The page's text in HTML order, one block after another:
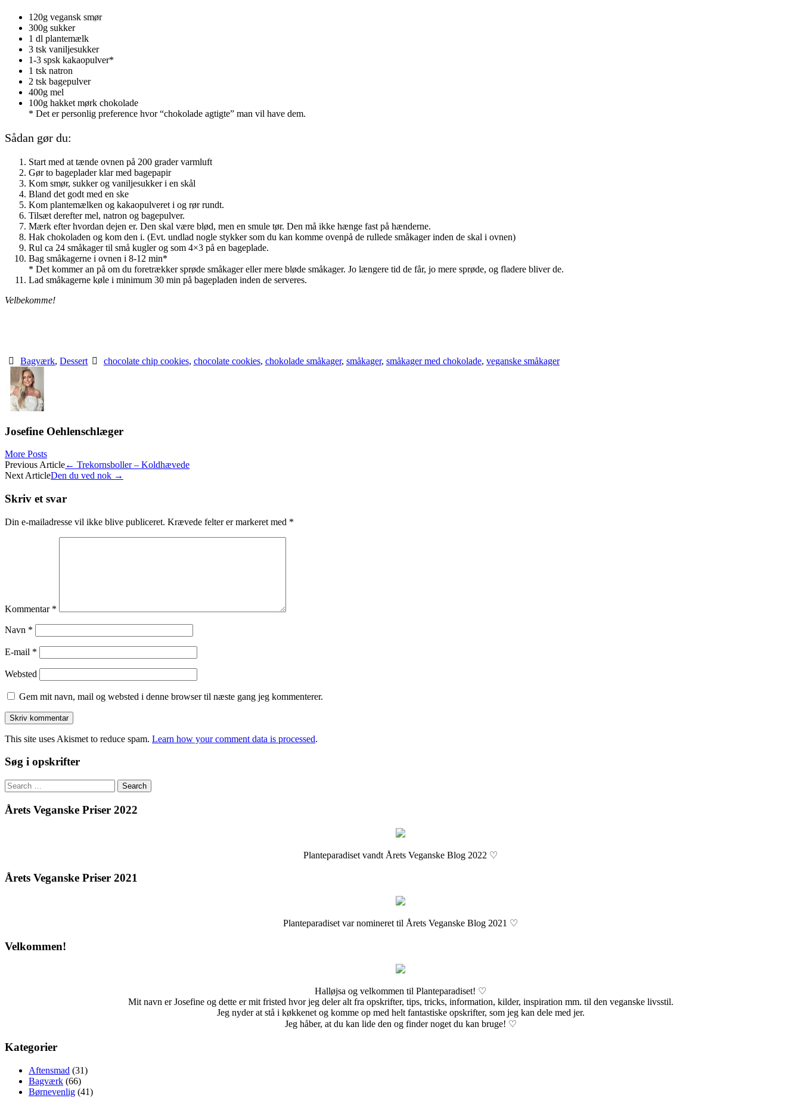
120g vegansk smør
300g sukker
1 dl plantemælk
3 tsk vaniljesukker
1-3 spsk kakaopulver*
1 tsk natron
2 tsk bagepulver
400g mel
100g hakket mørk chokolade
* Det er personlig preference hvor “chokolade agtigte” man vil have dem.
Sådan gør du:
Start med at tænde ovnen på 200 grader varmluft
Gør to bageplader klar med bagepapir
Kom smør, sukker og vaniljesukker i en skål
Bland det godt med en ske
Kom plantemælken og kakaopulveret i og rør rundt.
Tilsæt derefter mel, natron og bagepulver.
Mærk efter hvordan dejen er. Den skal være blød, men en smule tør. Den må ikke hænge fast på hænderne.
Hak chokoladen og kom den i. (Evt. undlad nogle stykker som du kan komme ovenpå de rullede småkager inden de skal i ovnen)
Rul ca 24 småkager til små kugler og som 4×3 på en bageplade.
Bag småkagerne i ovnen i 8-12 min*
* Det kommer an på om du foretrækker sprøde småkager eller mere bløde småkager. Jo længere tid de får, jo mere sprøde, og fladere bliver de.
Lad småkagerne køle i minimum 30 min på bagepladen inden de serveres.
Velbekomme!
Bagværk,Dessert chocolate chip cookies, chocolate cookies, chokolade småkager, småkager, småkager med chokolade, veganske småkager
Josefine Oehlenschlæger
More Posts
Post
navigation
Previous Article← Trekornsboller – Koldhævede
Next ArticleDen du ved nok →
Skriv et svar
Din e-mailadresse vil ikke blive publiceret. Krævede felter er markeret med *
Kommentar *
Navn *
E-mail *
Websted
Gem mit navn, mail og websted i denne browser til næste gang jeg kommenterer.
This site uses Akismet to reduce spam. Learn how your comment data is processed.
Søg i opskrifter
Search
for:
Årets Veganske Priser 2022
Planteparadiset vandt Årets Veganske Blog 2022 ♡
Årets Veganske Priser 2021
Planteparadiset var nomineret til Årets Veganske Blog 2021 ♡
Velkommen!
Halløjsa og velkommen til Planteparadiset! ♡
Mit navn er Josefine og dette er mit fristed hvor jeg deler alt fra opskrifter, tips, tricks, information, kilder, inspiration mm. til den veganske livsstil.
Jeg nyder at stå i køkkenet og komme op med helt fantastiske opskrifter, som jeg kan dele med jer.
Jeg håber, at du kan lide den og finder noget du kan bruge! ♡
Kategorier
Aftensmad (31)
Bagværk (66)
Børnevenlig (41)